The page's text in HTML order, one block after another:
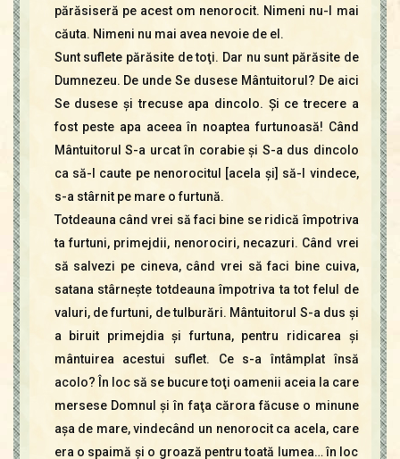
părăsiseră pe acest om nenorocit. Nimeni nu-l mai
căuta. Nimeni nu mai avea nevoie de el.
Sunt suflete părăsite de toţi. Dar nu sunt părăsite de
Dumnezeu. De unde Se dusese Mântuitorul? De aici
Se dusese şi trecuse apa dincolo. Şi ce trecere a
fost peste apa aceea în noaptea furtunoasă! Când
Mântuitorul S-a urcat în corabie şi S-a dus dincolo
ca să-l caute pe nenorocitul [acela şi] să-l vindece,
s-a stârnit pe mare o furtună.
Totdeauna când vrei să faci bine se ridică împotriva
ta furtuni, primejdii, nenorociri, necazuri. Când vrei
să salvezi pe cineva, când vrei să faci bine cuiva,
satana stârneşte totdeauna împotriva ta tot felul de
valuri, de furtuni, de tulburări. Mântuitorul S-a dus şi
a biruit primejdia şi furtuna, pentru ridicarea şi
mântuirea acestui suflet. Ce s-a întâmplat însă
acolo? În loc să se bucure toţi oamenii aceia la care
mersese Domnul şi în faţa cărora făcuse o minune
aşa de mare, vindecând un nenorocit ca acela, care
era o spaimă şi o groază pentru toată lumea… în loc